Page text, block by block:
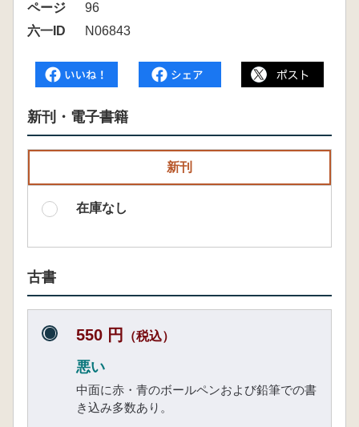
ページ
96
六一ID
N06843
新刊・電子書籍
新刊
在庫なし
古書
550 円 （税込）
悪い
中面に赤・青のボールペンおよび鉛筆での書
き込み多数あり。